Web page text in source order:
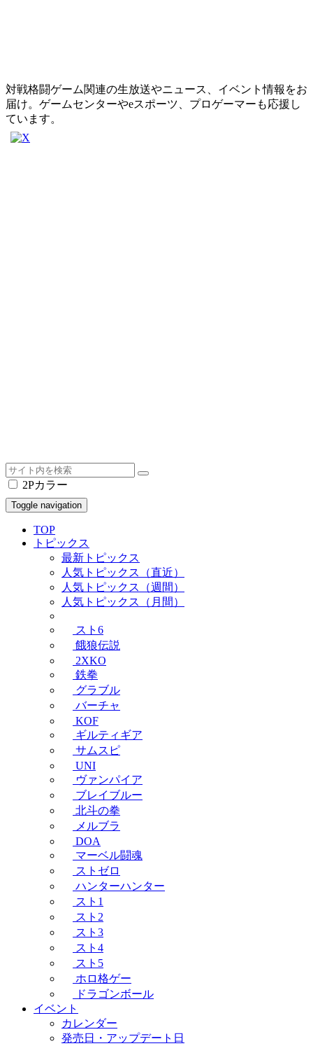
対戦格闘ゲーム関連の生放送やニュース、イベント情報をお
届け。ゲームセンターやeスポーツ、プロゲーマーも応援し
ています。
2Pカラー
Toggle navigation
TOP
トピックス
最新トピックス
人気トピックス（直近）
人気トピックス（週間）
人気トピックス（月間）
スト6
餓狼伝説
2XKO
鉄拳
グラブル
バーチャ
KOF
ギルティギア
サムスピ
UNI
ヴァンパイア
ブレイブルー
北斗の拳
メルブラ
DOA
マーベル闘魂
ストゼロ
ハンターハンター
スト1
スト2
スト3
スト4
スト5
ホロ格ゲー
ドラゴンボール
イベント
カレンダー
発売日・アップデート日